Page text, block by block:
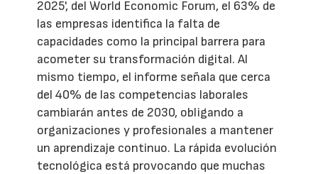
2025', del World Economic Forum, el 63% de
las empresas identifica la falta de
capacidades como la principal barrera para
acometer su transformación digital. Al
mismo tiempo, el informe señala que cerca
del 40% de las competencias laborales
cambiarán antes de 2030, obligando a
organizaciones y profesionales a mantener
un aprendizaje continuo. La rápida evolución
tecnológica está provocando que muchas